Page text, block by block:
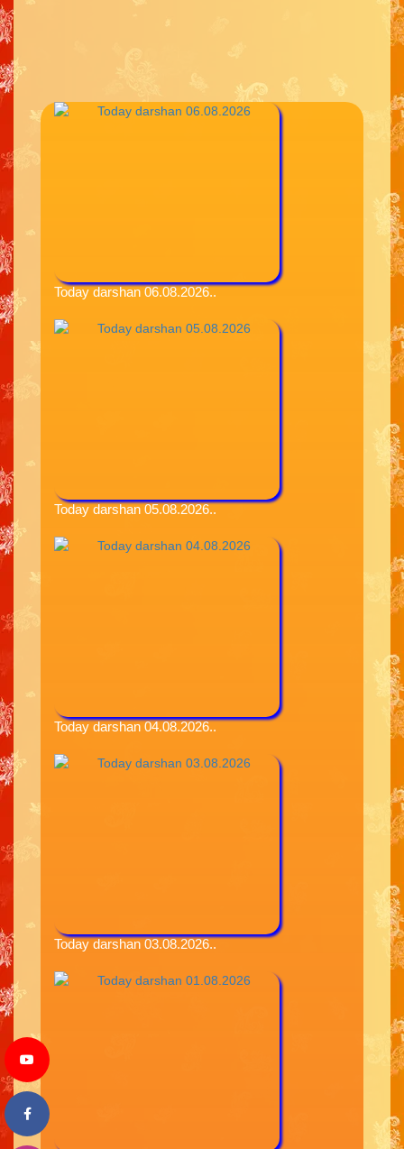
Today darshan 06.08.2026..
Today darshan 05.08.2026..
Today darshan 04.08.2026..
Today darshan 03.08.2026..